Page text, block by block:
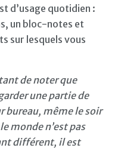
d’usage quotidien :
un bloc-notes et
sur lesquels vous
de noter que
une partie de
bureau, même le soir
monde n’est pas
différent, il est